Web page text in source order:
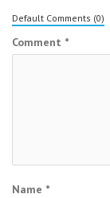
Default Comments (0)
Comment *
Name *